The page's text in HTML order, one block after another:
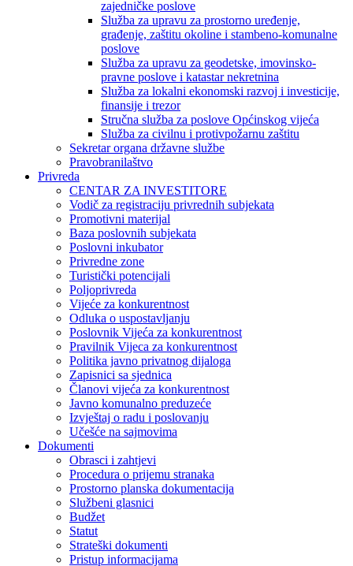
zajedničke poslove
Služba za upravu za prostorno uređenje,
građenje, zaštitu okoline i stambeno-komunalne
poslove
Služba za upravu za geodetske, imovinsko-
pravne poslove i katastar nekretnina
Služba za lokalni ekonomski razvoj i investicije,
finansije i trezor
Stručna služba za poslove Općinskog vijeća
Služba za civilnu i protivpožarnu zaštitu
Sekretar organa državne službe
Pravobranilaštvo
Privreda
CENTAR ZA INVESTITORE
Vodič za registraciju privrednih subjekata
Promotivni materijal
Baza poslovnih subjekata
Poslovni inkubator
Privredne zone
Turistički potencijali
Poljoprivreda
Vijeće za konkurentnost
Odluka o uspostavljanju
Poslovnik Vijeća za konkurentnost
Pravilnik Vijeca za konkurentnost
Politika javno privatnog dijaloga
Zapisnici sa sjednica
Članovi vijeća za konkurentnost
Javno komunalno preduzeće
Izvještaj o radu i poslovanju
Učešće na sajmovima
Dokumenti
Obrasci i zahtjevi
Procedura o prijemu stranaka
Prostorno planska dokumentacija
Službeni glasnici
Budžet
Statut
Strateški dokumenti
Pristup informacijama